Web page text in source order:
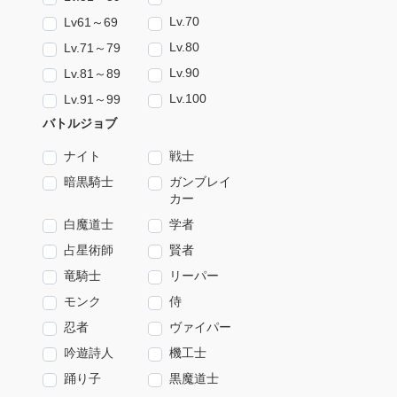
Lv61～69
Lv.70
Lv.71～79
Lv.80
Lv.81～89
Lv.90
Lv.91～99
Lv.100
バトルジョブ
ナイト
戦士
暗黒騎士
ガンブレイ
カー
白魔道士
学者
占星術師
賢者
竜騎士
リーパー
モンク
侍
忍者
ヴァイパー
吟遊詩人
機工士
踊り子
黒魔道士